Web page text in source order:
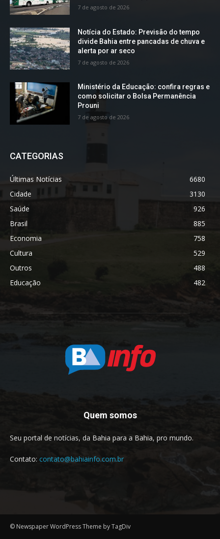
7 de agosto de 2026
Notícia do Estado: Previsão do tempo
divide Bahia entre pancadas de chuva e
alerta por ar seco
7 de agosto de 2026
Ministério da Educação: confira regras e
como solicitar o Bolsa Permanência
Prouni
7 de agosto de 2026
CATEGORIAS
Últimas Notícias
6680
Cidade
3130
Saúde
926
Brasil
885
Economia
758
Cultura
529
Outros
488
Educação
482
Quem somos
Seu portal de notícias, da Bahia para a Bahia, pro mundo.
Contato: contato@bahiainfo.com.br
© Newspaper WordPress Theme by TagDiv